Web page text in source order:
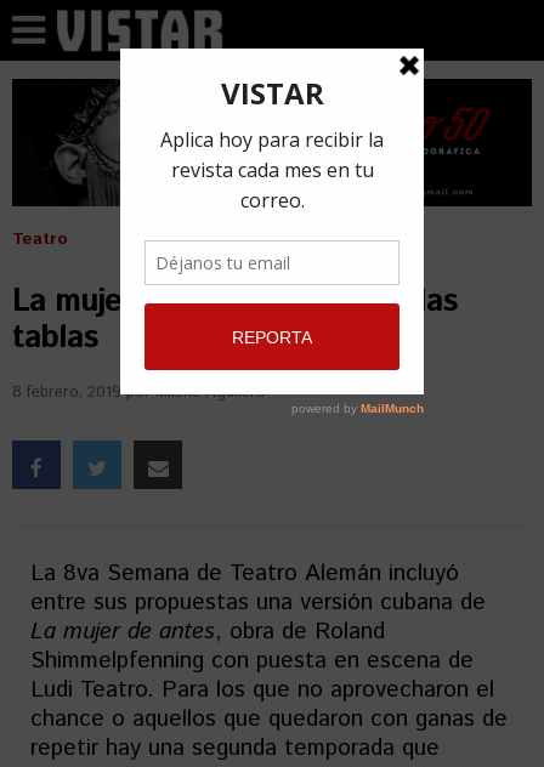
Teatro
La mujer de antes regresa a las
tablas
8 febrero, 2019 porMilene Aguilera
La 8va Semana de Teatro Alemán incluyó
entre sus propuestas una versión cubana de
La mujer de antes, obra de Roland
Shimmelpfenning con puesta en escena de
Ludi Teatro. Para los que no aprovecharon el
chance o aquellos que quedaron con ganas de
repetir hay una segunda temporada que